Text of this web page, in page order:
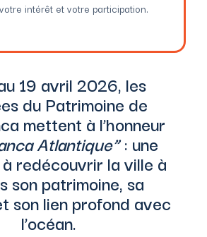
intérêt et votre participation.
19 avril 2026, les
du Patrimoine de
mettent à l’honneur
Atlantique”: une
redécouvrir la ville à
son patrimoine, sa
son lien profond avec
l’océan.